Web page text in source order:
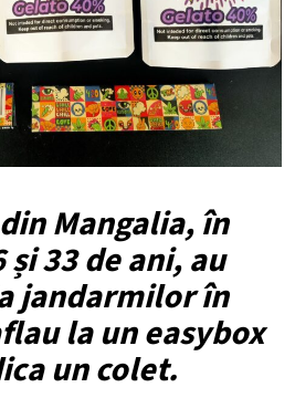
Mangalia, în
și 33 de ani, au
jandarmilor în
la un easybox
un colet.